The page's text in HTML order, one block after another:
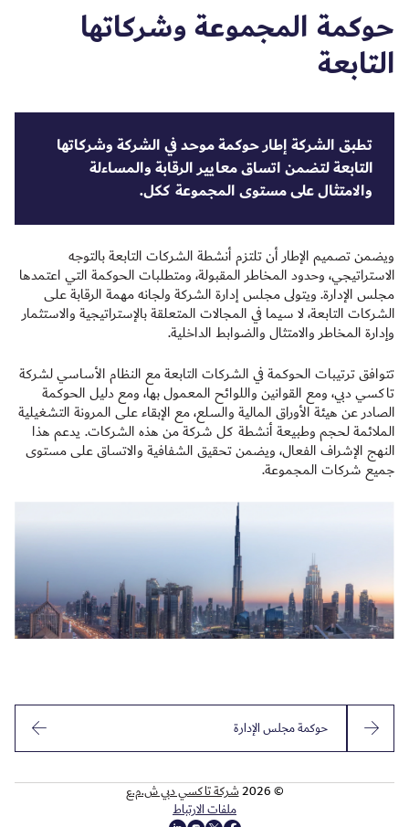
حوكمة المجموعة وشركاتها
التابعة
تطبق الشركة إطار حوكمة موحد في الشركة وشركاتها
التابعة لتضمن اتساق معايير الرقابة والمساءلة
والامتثال على مستوى المجموعة ككل.
ويضمن تصميم الإطار أن تلتزم أنشطة الشركات التابعة بالتوجه
الاستراتيجي، وحدود المخاطر المقبولة، ومتطلبات الحوكمة التي اعتمدها
مجلس الإدارة. ويتولى مجلس إدارة الشركة ولجانه مهمة الرقابة على
الشركات التابعة، لا سيما في المجالات المتعلقة بالإستراتيجية والاستثمار
وإدارة المخاطر والامتثال والضوابط الداخلية.
تتوافق ترتيبات الحوكمة في الشركات التابعة مع النظام الأساسي لشركة
تاكسي دبي، ومع القوانين واللوائح المعمول بها، ومع دليل الحوكمة
الصادر عن هيئة الأوراق المالية والسلع، مع الإبقاء على المرونة التشغيلية
الملائمة لحجم وطبيعة أنشطة كل شركة من هذه الشركات. يدعم هذا
النهج الإشراف الفعال، ويضمن تحقيق الشفافية والاتساق على مستوى
جميع شركات المجموعة.
حوكمة مجلس الإدارة
© 2026
شركة تاكسي دبي ش.م.ع
ملفات الارتباط